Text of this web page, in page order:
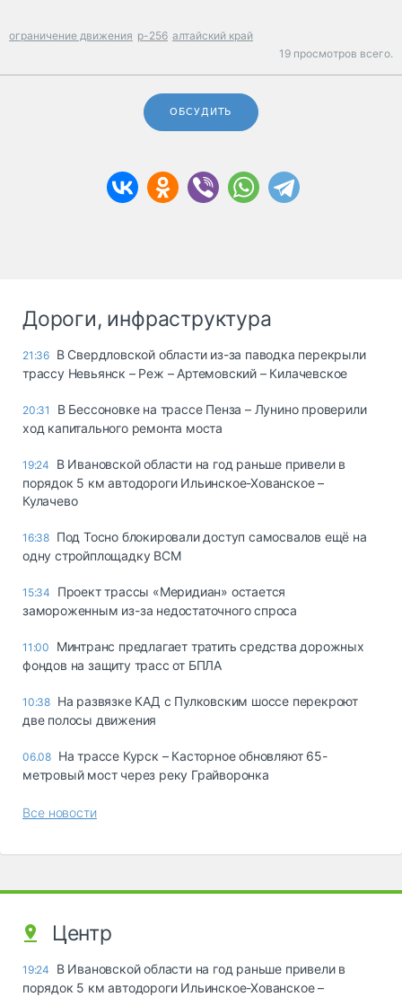
ограничение движения р-256 алтайский край
19 просмотров всего.
ОБСУДИТЬ
Дороги, инфраструктура
21:36 В Свердловской области из-за паводка перекрыли
трассу Невьянск – Реж – Артемовский – Килачевское
20:31
В Бессоновке на трассе Пенза – Лунино проверили
ход капитального ремонта моста
19:24
В Ивановской области на год раньше привели в
порядок 5 км автодороги Ильинское-Хованское –
Кулачево
16:38 Под Тосно блокировали доступ самосвалов ещё на
одну стройплощадку ВСМ
15:34
Проект трассы «Меридиан» остается
замороженным из-за недостаточного спроса
11:00
Минтранс предлагает тратить средства дорожных
фондов на защиту трасс от БПЛА
10:38 На развязке КАД с Пулковским шоссе перекроют
две полосы движения
06.08 На трассе Курск – Касторное обновляют 65-
метровый мост через реку Грайворонка
Все новости
Центр
19:24
В Ивановской области на год раньше привели в
порядок 5 км автодороги Ильинское-Хованское –